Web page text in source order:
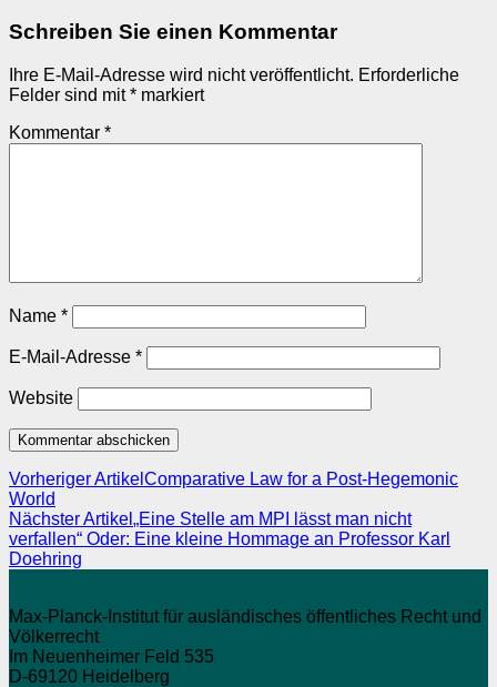
Schreiben Sie einen Kommentar
Ihre E-Mail-Adresse wird nicht veröffentlicht. Erforderliche
Felder sind mit* markiert
Kommentar *
Name *
E-Mail-Adresse *
Website
Vorheriger Artikel Comparative Law for a Post-Hegemonic
World
Nächster Artikel „Eine Stelle am MPI lässt man nicht
verfallen“ Oder: Eine kleine Hommage an Professor Karl
Doehring
Max-Planck-Institut für ausländisches öffentliches Recht und
Völkerrecht
Im Neuenheimer Feld 535
D-69120 Heidelberg